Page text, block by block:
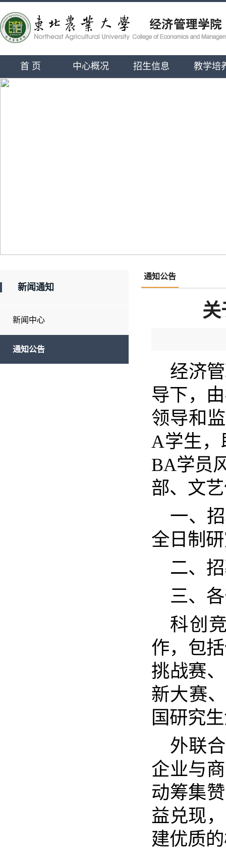
首 页 中心概况 招生信息 教学培
新闻通知
新闻中心
通知公告
通知公告
经济
导下，
领导和
A学生，
BA学员
部、文
一、
全日制
二、
三、
科创
作，包
挑战赛
新大赛
国研究
外联
企业与
动筹集
益兑现
建优质